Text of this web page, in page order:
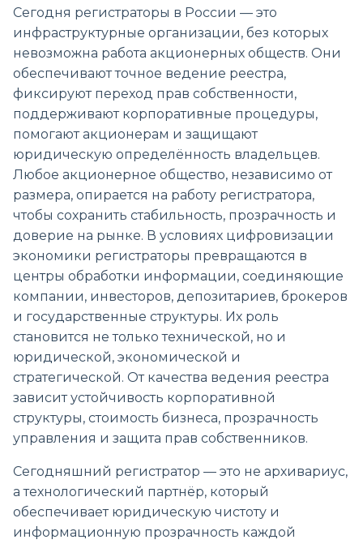
Сегодня регистраторы в России — это
инфраструктурные организации, без которых
невозможна работа акционерных обществ. Они
обеспечивают точное ведение реестра,
фиксируют переход прав собственности,
поддерживают корпоративные процедуры,
помогают акционерам и защищают
юридическую определённость владельцев.
Любое акционерное общество, независимо от
размера, опирается на работу регистратора,
чтобы сохранить стабильность, прозрачность и
доверие на рынке. В условиях цифровизации
экономики регистраторы превращаются в
центры обработки информации, соединяющие
компании, инвесторов, депозитариев, брокеров
и государственные структуры. Их роль
становится не только технической, но и
юридической, экономической и
стратегической. От качества ведения реестра
зависит устойчивость корпоративной
структуры, стоимость бизнеса, прозрачность
управления и защита прав собственников.
Сегодняшний регистратор — это не архивариус,
а технологический партнёр, который
обеспечивает юридическую чистоту и
информационную прозрачность каждой